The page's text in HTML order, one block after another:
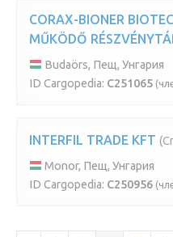
CORAX-BIONER
MŰKÖDŐ
Budaörs, Пещ, Унгария
ID Cargopedia: C251065
INTERFIL TRADE KFT
Monor, Пещ, Унгария
ID Cargopedia: C250956